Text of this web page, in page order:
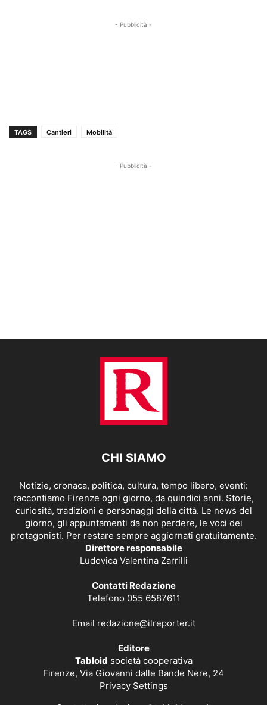
- Pubblicità -
TAGS Cantieri Mobilità
- Pubblicità -
CHI SIAMO
Notizie, cronaca, politica, cultura, tempo libero, eventi:
raccontiamo Firenze ogni giorno, da quindici anni. Storie,
curiosità, tradizioni e personaggi della città. Le news del
giorno, gli appuntamenti da non perdere, le voci dei
protagonisti. Per restare sempre aggiornati gratuitamente.
Direttore responsabile
Ludovica Valentina Zarrilli
Contatti Redazione
Telefono 055 6587611
Email redazione@ilreporter.it
Editore
Tabloid società cooperativa
Firenze, Via Giovanni dalle Bande Nere, 24
Privacy Settings